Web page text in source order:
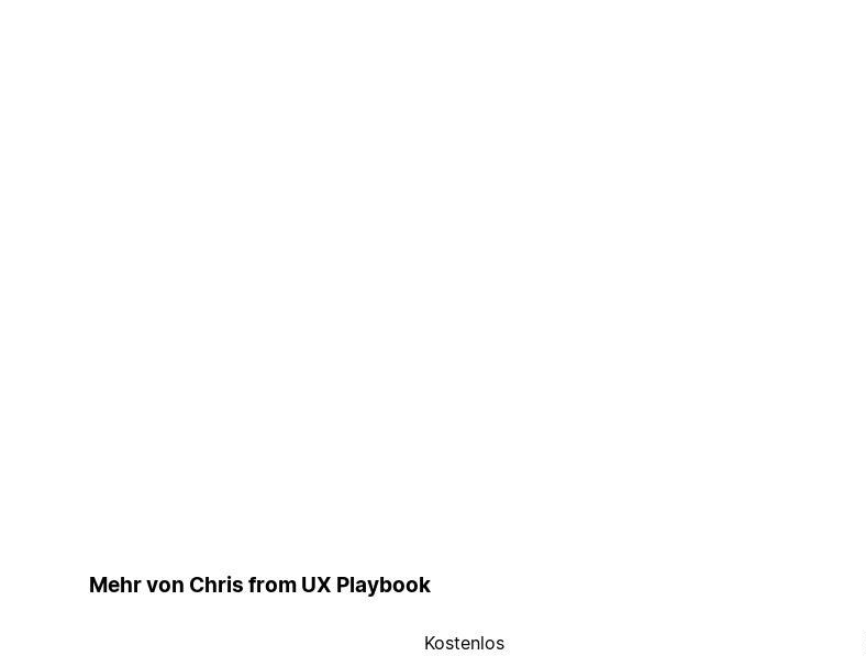
Mehr von Chris from UX Playbook
Kostenlos